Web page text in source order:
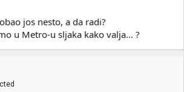
jos nesto, a da radi?
u Metro-u sljaka kako valja... ?